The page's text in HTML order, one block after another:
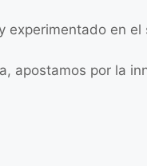
experimentado en el
apostamos por la